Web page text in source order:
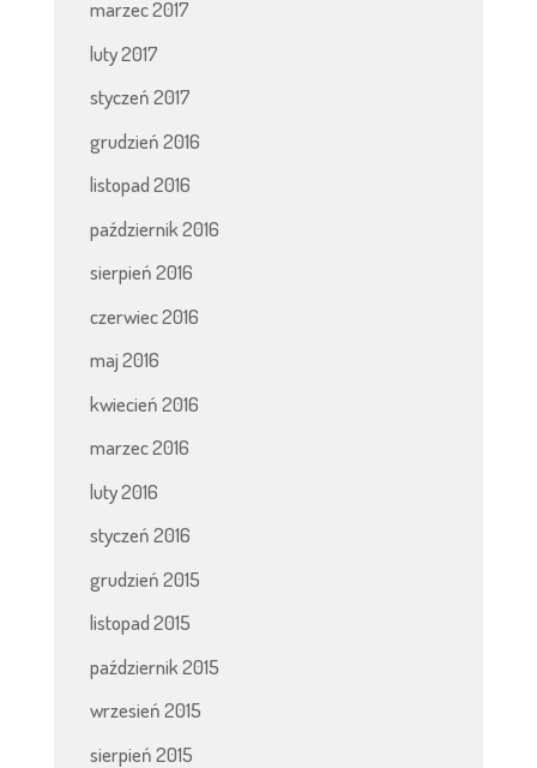
marzec 2017
luty 2017
styczeń 2017
grudzień 2016
listopad 2016
październik 2016
sierpień 2016
czerwiec 2016
maj 2016
kwiecień 2016
marzec 2016
luty 2016
styczeń 2016
grudzień 2015
listopad 2015
październik 2015
wrzesień 2015
sierpień 2015